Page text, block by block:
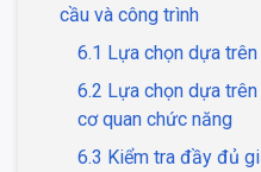
cầu và công trình
6.1 Lựa chọn dựa
6.2 Lựa chọn dựa
cơ quan chức năng
6.3 Kiểm tra đầy đủ